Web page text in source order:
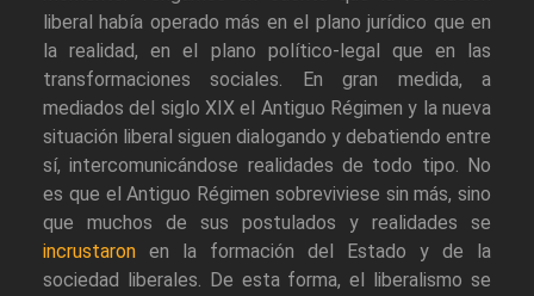
liberal había operado más en el plano jurídico que en
la realidad, en el plano político-legal que en las
transformaciones sociales. En gran medida, a
mediados del siglo XIX el Antiguo Régimen y la nueva
situación liberal siguen dialogando y debatiendo entre
sí, intercomunicándose realidades de todo tipo. No
es que el Antiguo Régimen sobreviviese sin más, sino
que muchos de sus postulados y realidades se
incrustaron en la formación del Estado y de la
sociedad liberales. De esta forma, el liberalismo se